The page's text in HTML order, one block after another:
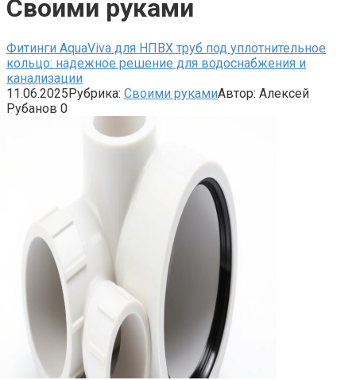
Своими руками
Фитинги AquaViva для НПВХ труб под уплотнительное
кольцо: надежное решение для водоснабжения и
канализации
11.06.2025Рубрика: Своими рукамиАвтор: Алексей
Рубанов 0